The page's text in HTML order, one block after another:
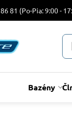
81 (Po-Pia: 9:00 -
Bazény